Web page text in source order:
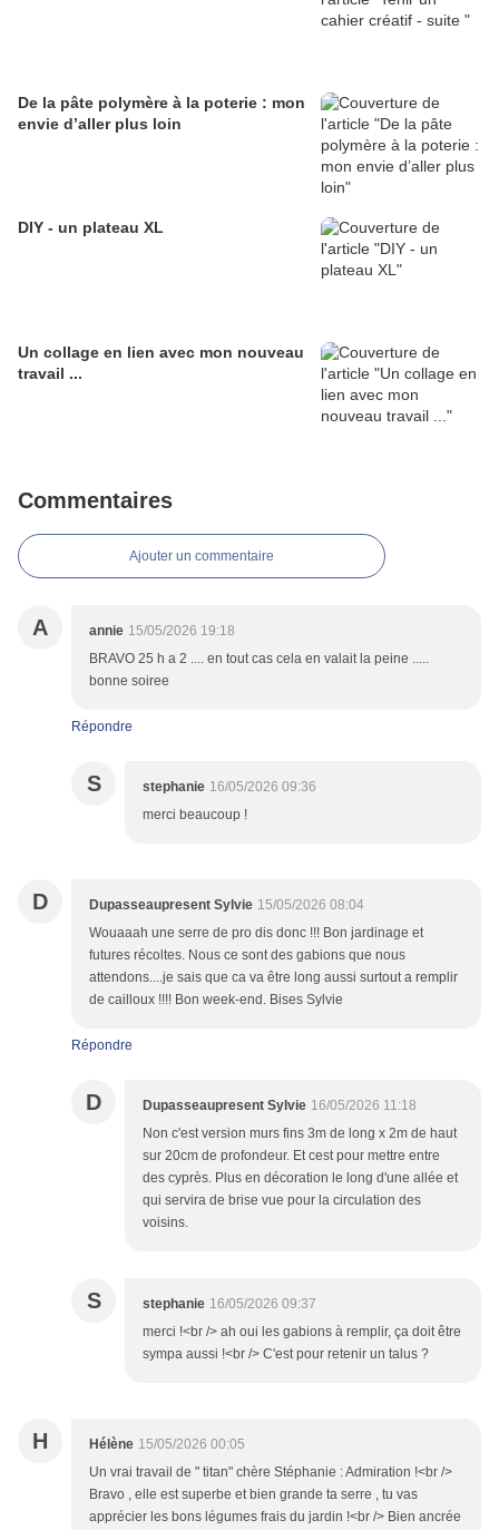
De la pâte polymère à la poterie : mon
envie d’aller plus loin
DIY - un plateau XL
Un collage en lien avec mon nouveau
travail ...
Commentaires
Ajouter un commentaire
A annie 15/05/2026 19:18
BRAVO 25 h a 2 .... en tout cas cela en valait la peine .....
bonne soiree
Répondre
S stephanie 16/05/2026 09:36
merci beaucoup !
D Dupasseaupresent Sylvie 15/05/2026 08:04
Wouaaah une serre de pro dis donc !!! Bon jardinage et
futures récoltes. Nous ce sont des gabions que nous
attendons....je sais que ca va être long aussi surtout a remplir
de cailloux !!!! Bon week-end. Bises Sylvie
Répondre
D Dupasseaupresent Sylvie 16/05/2026 11:18
Non c'est version murs fins 3m de long x 2m de haut
sur 20cm de profondeur. Et cest pour mettre entre
des cyprès. Plus en décoration le long d'une allée et
qui servira de brise vue pour la circulation des
voisins.
S stephanie 16/05/2026 09:37
merci !<br /> ah oui les gabions à remplir, ça doit être
sympa aussi !<br /> C'est pour retenir un talus ?
H Hélène 15/05/2026 00:05
Un vrai travail de " titan" chère Stéphanie : Admiration !<br />
Bravo , elle est superbe et bien grande ta serre , tu vas
apprécier les bons légumes frais du jardin !<br /> Bien ancrée